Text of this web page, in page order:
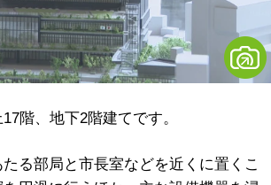
階、地下2階建てです。
る部局と市長室などを近くに置くこ